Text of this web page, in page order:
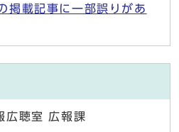
掲載記事に一部誤りがあ
広聴室 広報課